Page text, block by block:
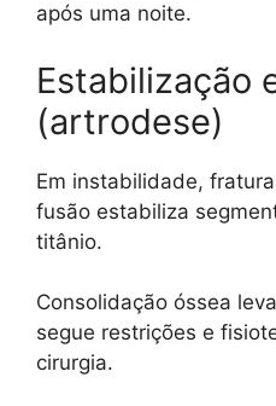
após uma noite.
Estabilização
(artrodese)
Em instabilidade,
fusão estabiliza
titânio.
Consolidação óssea
segue restrições e
cirurgia.